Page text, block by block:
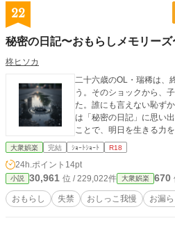
彼は自らの犯行を反芻し
更なる深みへと突き落とす方法
は、いつものように、た
なたは、この静かなる地獄へ
22
秘密の日記〜おもらしメモリーズ
柊ヒソカ
二十六歳のOL・瑞稀は、
う。そのショックから、
た。誰にも言えない恥ず
は「秘密の日記」に思い
ことで、明日を生きる力を
大衆娯楽 完結 ｼｮｰﾄｼｮｰﾄ R18
24h.ポイント 14pt
小説 30,961 位 / 229,022件 大衆娯楽 670
おもらし 失禁 おしっこ我慢 お漏ら